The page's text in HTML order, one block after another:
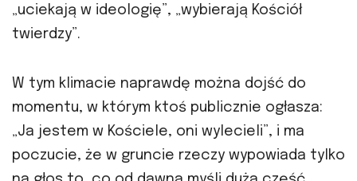
„uciekają w ideologię”, „wybierają Kościół
twierdzy”.
W tym klimacie naprawdę można dojść do
momentu, w którym ktoś publicznie ogłasza:
„Ja jestem w Kościele, oni wylecieli”, i ma
poczucie, że w gruncie rzeczy wypowiada tylko